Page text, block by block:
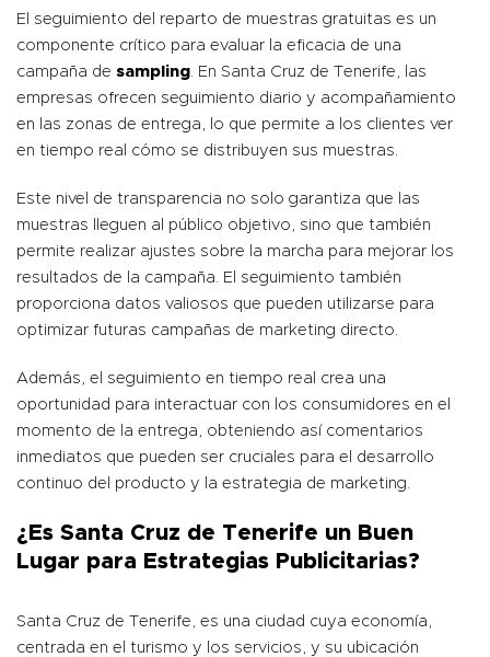
El seguimiento del reparto de muestras gratuitas es un
componente crítico para evaluar la eficacia de una
campaña de sampling. En Santa Cruz de Tenerife, las
empresas ofrecen seguimiento diario y acompañamiento
en las zonas de entrega, lo que permite a los clientes ver
en tiempo real cómo se distribuyen sus muestras.
Este nivel de transparencia no solo garantiza que las
muestras lleguen al público objetivo, sino que también
permite realizar ajustes sobre la marcha para mejorar los
resultados de la campaña. El seguimiento también
proporciona datos valiosos que pueden utilizarse para
optimizar futuras campañas de marketing directo.
Además, el seguimiento en tiempo real crea una
oportunidad para interactuar con los consumidores en el
momento de la entrega, obteniendo así comentarios
inmediatos que pueden ser cruciales para el desarrollo
continuo del producto y la estrategia de marketing.
¿Es Santa Cruz de Tenerife un Buen
Lugar para Estrategias Publicitarias?
Santa Cruz de Tenerife, es una ciudad cuya economía,
centrada en el turismo y los servicios, y su ubicación